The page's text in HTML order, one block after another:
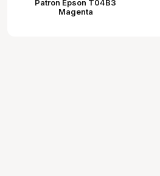
Patron Epson T04B3
Magenta